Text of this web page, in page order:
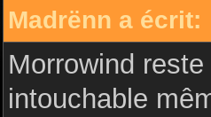
Madrënn a écrit:
Morrowind
intouchable